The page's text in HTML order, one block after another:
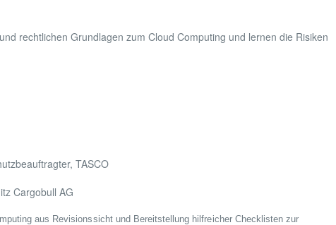
rechtlichen Grundlagen zum Cloud Computing und lernen die Risiken
TASCO
Cargobull AG
aus Revisionssicht und Bereitstellung hilfreicher Checklisten zur